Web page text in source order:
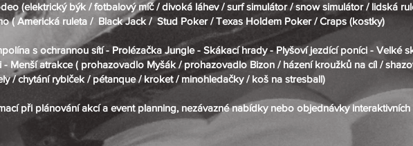
(elektrický býk /fotbalový míč /divoká láhev /surf simulátor /snow simulátor / lidská
( Americká ruleta / Black Jack / Stud Poker / Texas Holdem Poker / Craps (kostky)
s ochrannou sítí - Prolézačka Jungle - Skákací hrady - Plyšoví jezdící poníci - Velké
Menší atrakce ( prohazovadlo Myšák /prohazovadlo Bizon / házení kroužků na cíl /
/chytání rybiček /pétanque /kroket / minohledačky / koš na stresball)
při plánování akcí a event planning, nezávazné nabídky nebo objednávky